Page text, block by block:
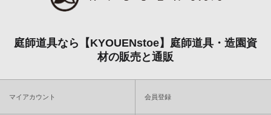
庭師道具なら【KYOUENstoe】庭師道具・造園資
材の販売と通販
マイアカウント 会員登録